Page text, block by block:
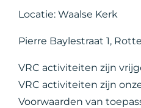
Locatie: Waalse Kerk
Pierre Baylestraat 1,
VRC activiteiten zijn
VRC activiteiten zijn
Voorwaarden van